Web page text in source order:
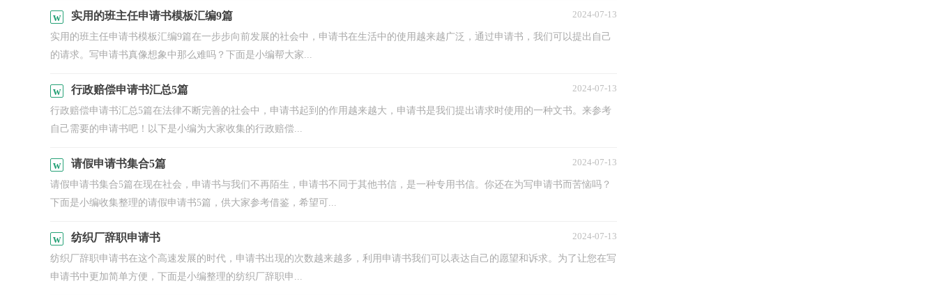
实用的班主任申请书模板汇编9篇 2024-07-13
实用的班主任申请书模板汇编9篇在一步步向前发展的社会中，申请书在生活中的使用越来越广泛，通过申请书，我们可以提出自己
的请求。写申请书真像想象中那么难吗？下面是小编帮大家...
行政赔偿申请书汇总5篇 2024-07-13
行政赔偿申请书汇总5篇在法律不断完善的社会中，申请书起到的作用越来越大，申请书是我们提出请求时使用的一种文书。来参考
自己需要的申请书吧！以下是小编为大家收集的行政赔偿...
请假申请书集合5篇 2024-07-13
请假申请书集合5篇在现在社会，申请书与我们不再陌生，申请书不同于其他书信，是一种专用书信。你还在为写申请书而苦恼吗？
下面是小编收集整理的请假申请书5篇，供大家参考借鉴，希望可...
纺织厂辞职申请书 2024-07-13
纺织厂辞职申请书在这个高速发展的时代，申请书出现的次数越来越多，利用申请书我们可以表达自己的愿望和诉求。为了让您在写
申请书中更加简单方便，下面是小编整理的纺织厂辞职申...